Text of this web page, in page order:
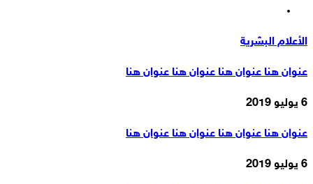
الأعلام البشرية
عنوان هنا عنوان هنا عنوان هنا عنوان هنا
6 يوليو 2019
عنوان هنا عنوان هنا عنوان هنا عنوان هنا
6 يوليو 2019